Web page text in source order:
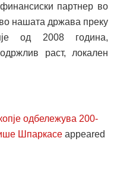
партнер во
нашата држава преку
од 2008 година,
раст, локален
одбележува 200-
Шпаркасе appeared